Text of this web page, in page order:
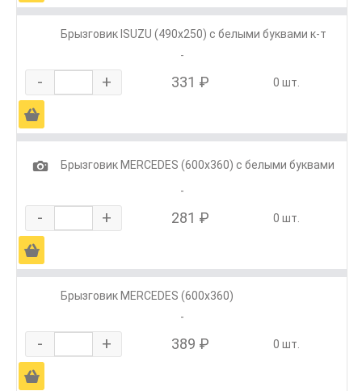
Брызговик ISUZU (490х250) с белыми буквами к-т
-
- + 331 ₽ 0 шт.
Ä
1
Брызговик MERCEDES (600х360) с белыми буквами
-
- + 281 ₽ 0 шт.
Ä
Брызговик MERCEDES (600х360)
-
- + 389 ₽ 0 шт.
Ä